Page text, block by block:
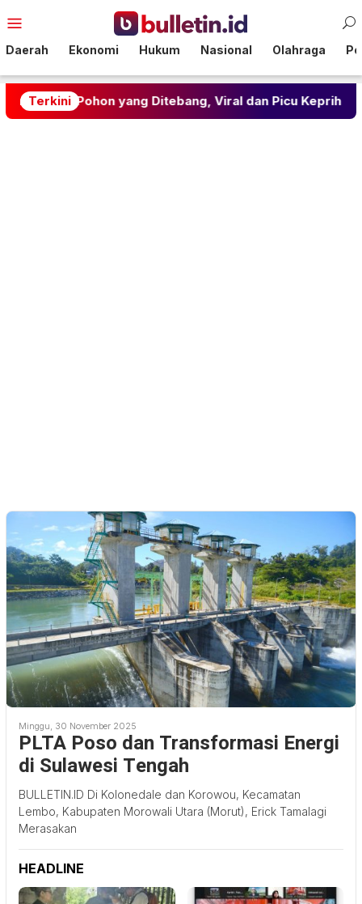
ke
Mobile
Daerah Ekonomi Hukum Nasional Olahraga
Terkini
Pohon yang Ditebang, Viral dan Picu Keprihatinan
Minggu, 30 November 2025
PLTA Poso dan Transformasi Energi
di Sulawesi Tengah
BULLETIN.ID Di Kolonedale dan Korowou, Kecamatan
Lembo, Kabupaten Morowali Utara (Morut), Erick Tamalagi
Merasakan
HEADLINE